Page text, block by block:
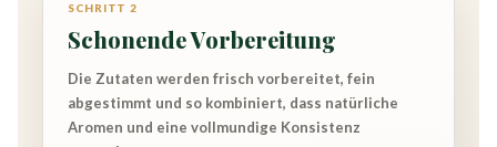
SCHRITT 2
Schonende Vorbereitung
Die Zutaten werden frisch vorbereitet, fein
abgestimmt und so kombiniert, dass natürliche
Aromen und eine vollmundige Konsistenz